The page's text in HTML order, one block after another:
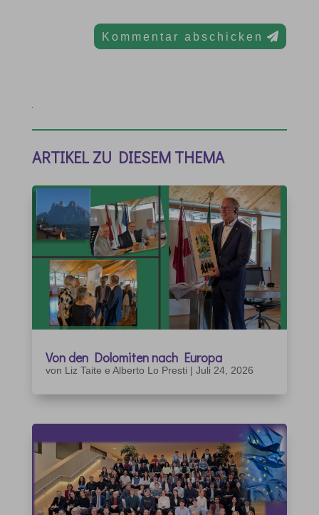
Kommentar abschicken
ARTIKEL ZU DIESEM THEMA
Von den Dolomiten nach Europa
von Liz Taite e Alberto Lo Presti | Juli 24, 2026